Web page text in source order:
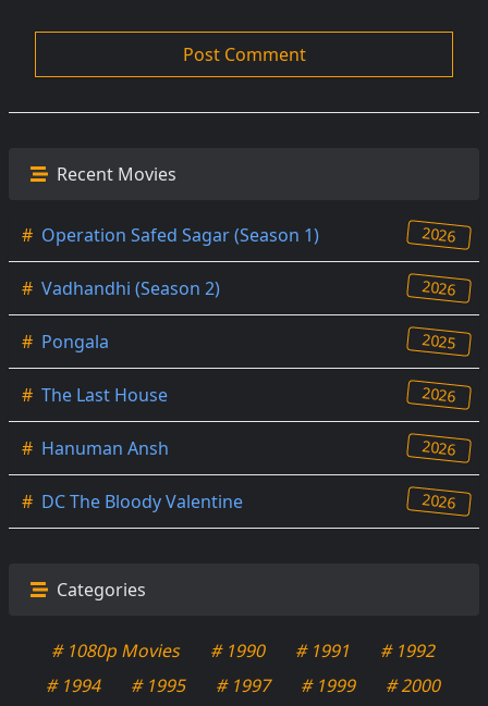
Recent Movies
# Operation Safed Sagar (Season 1) 2026
# Vadhandhi (Season 2) 2026
# Pongala 2025
# The Last House 2026
# Hanuman Ansh 2026
# DC The Bloody Valentine 2026
Categories
# 1080p Movies # 1990 # 1991
# 1992
# 1994
# 1995 # 1997 # 1999
# 2000